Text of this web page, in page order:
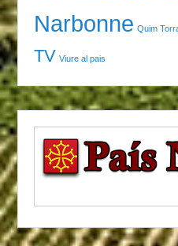
Narbonne Quim
TV Viure al pais